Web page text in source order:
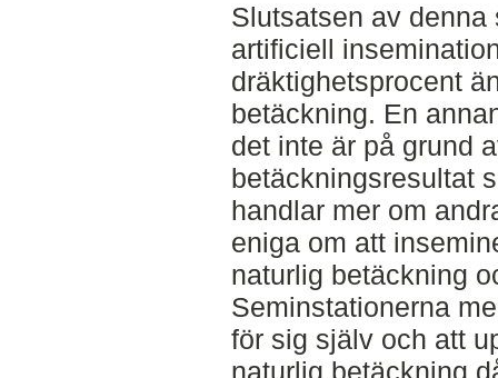
Slutsatsen av
artificiell
dräktighetsprocent
betäckning. En
det inte är på grund
betäckningsresultat
handlar mer om
eniga om att
naturlig betäckning
Seminstationerna
för sig själv och att
naturlig betäckning